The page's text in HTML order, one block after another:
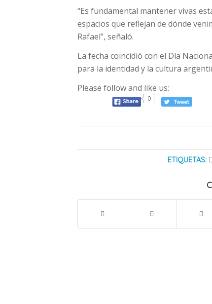
“Es fundamental mantener vivas
espacios que reflejan de dónde
Rafael”, señaló.
La fecha coincidió con el Día
para la identidad y la cultura
Please follow and like us:
0
ETIQUETAS: